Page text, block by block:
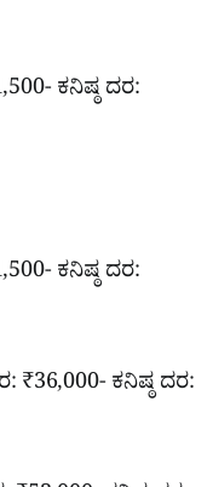
ಕನಿಷ್ಠ ದರ:
ಕನಿಷ್ಠ ದರ:
₹36,000- ಕನಿಷ್ಠ ದರ: